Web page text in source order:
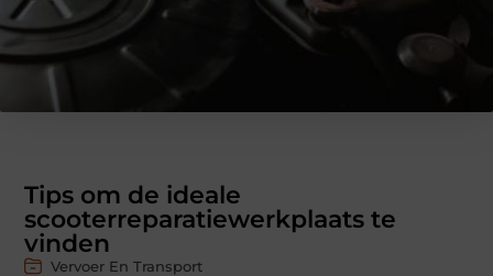
Tips om de ideale
scooterreparatiewerkplaats te
vinden
Vervoer En Transport